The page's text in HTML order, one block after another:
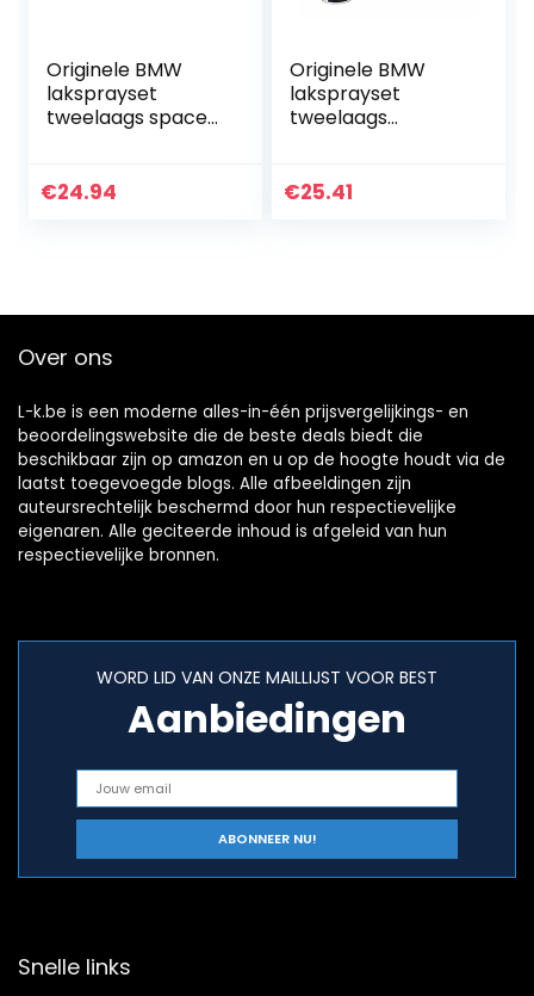
Originele BMW
laksprayset
tweelaags space-
€24.94
Originele BMW
laksprayset
tweelaags
€25.41
Over ons
L-k.be is een moderne alles-in-één prijsvergelijkings- en
beoordelingswebsite die de beste deals biedt die
beschikbaar zijn op amazon en u op de hoogte houdt via de
laatst toegevoegde blogs. Alle afbeeldingen zijn
auteursrechtelijk beschermd door hun respectievelijke
eigenaren. Alle geciteerde inhoud is afgeleid van hun
respectievelijke bronnen.
WORD LID VAN ONZE MAILLIJST VOOR BEST
Aanbiedingen
Snelle links